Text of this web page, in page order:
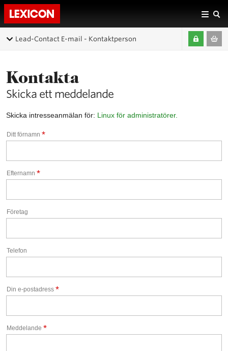
Lead-Contact E-mail - Kontaktperson
Kontakta
Skicka ett meddelande
Skicka intresseanmälan för: Linux för administratörer.
Ditt förnamn *
Efternamn *
Företag
Telefon
Din e-postadress *
Meddelande *